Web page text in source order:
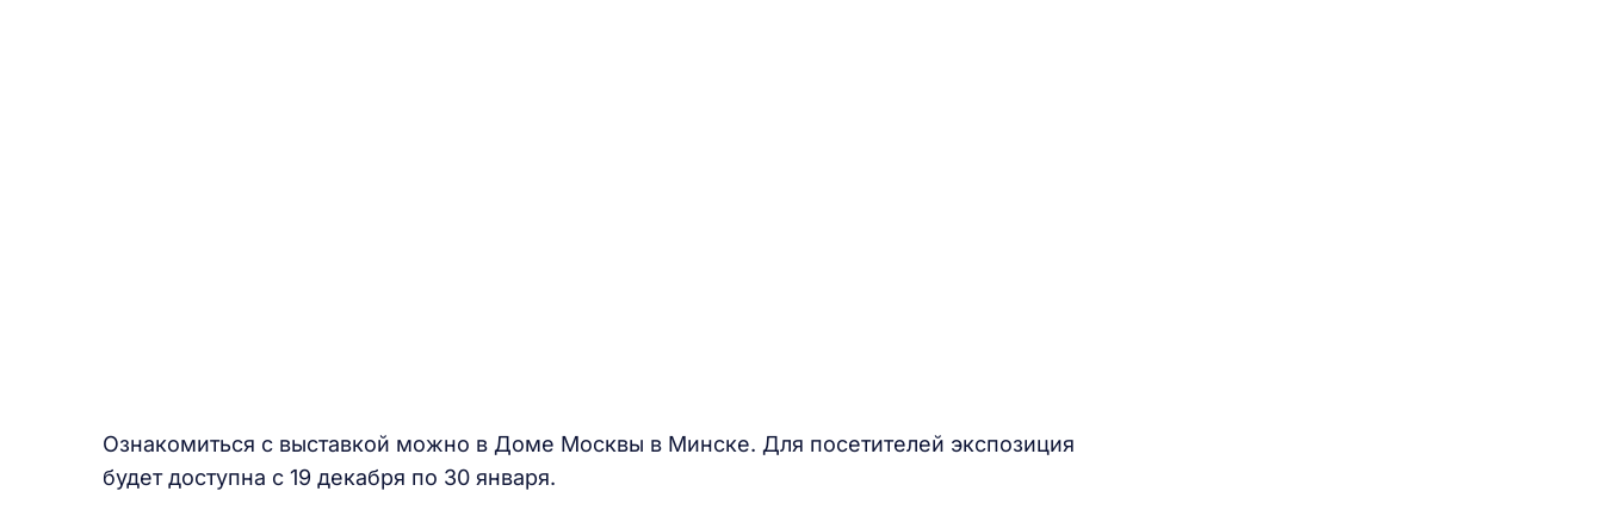
Ознакомиться с выставкой можно в Доме Москвы в Минске. Для посетителей экспозиция
будет доступна с 19 декабря по 30 января.